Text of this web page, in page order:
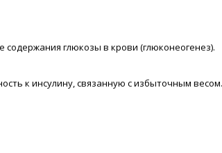
глюкозы в крови (глюконеогенез).
к инсулину, связанную с избыточным весом.